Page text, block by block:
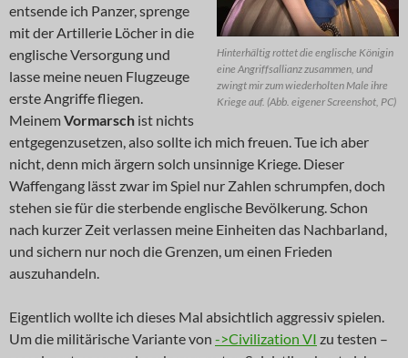
Hinterhältig rottet die englische Königin
eine Angriffsallianz zusammen, und
zwingt mir zum wiederholten Male ihre
Kriege auf. (Abb. eigener Screenshot, PC)
entsende ich Panzer, sprenge
mit der Artillerie Löcher in die
englische Versorgung und
lasse meine neuen Flugzeuge
erste Angriffe fliegen.
MeinemVormarsch ist nichts
entgegenzusetzen, also sollte ich mich freuen. Tue ich aber
nicht, denn mich ärgern solch unsinnige Kriege. Dieser
Waffengang lässt zwar im Spiel nur Zahlen schrumpfen, doch
stehen sie für die sterbende englische Bevölkerung. Schon
nach kurzer Zeit verlassen meine Einheiten das Nachbarland,
und sichern nur noch die Grenzen, um einen Frieden
auszuhandeln.
Eigentlich wollte ich dieses Mal absichtlich aggressiv spielen.
Um die militärische Variante von ->Civilization VI zu testen –